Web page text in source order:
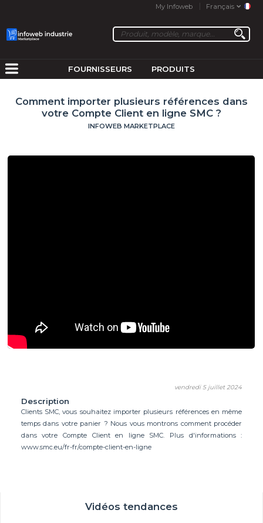
My Infoweb Français
FOURNISSEURS PRODUITS
Comment importer plusieurs références dans
votre Compte Client en ligne SMC ?
INFOWEB MARKETPLACE
vendredi 5 juillet 2024
Description
Clients SMC, vous souhaitez importer plusieurs références en même
temps dans votre panier ? Nous vous montrons comment procéder
dans votre Compte Client en ligne SMC. Plus d'informations :
www.smc.eu/fr-fr/compte-client-en-ligne
Vidéos tendances